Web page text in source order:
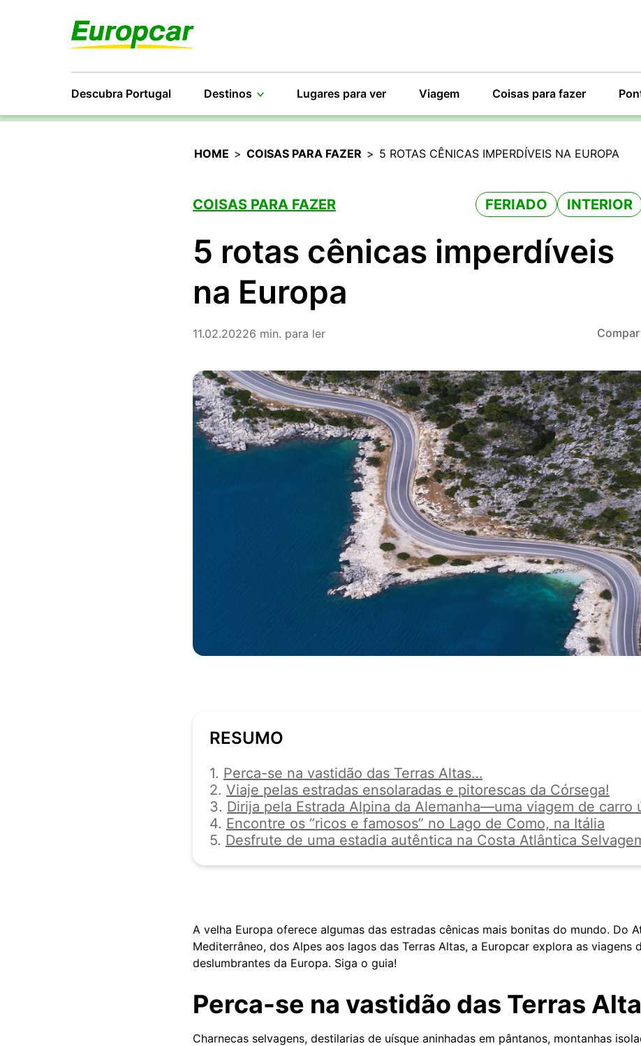
Descubra Portugal Destinos Lugares para ver Viagem Coisas para fazer
HOME > COISAS PARA FAZER > 5 ROTAS CÊNICAS IMPERDÍVEIS NA EUROPA
COISAS PARA FAZER FERIADO INTERIOR
5 rotas cênicas imperdíveis
na Europa
11.02.20226 min. para ler
RESUMO
1. Perca-se na vastidão das Terras Altas…
2. Viaje pelas estradas ensolaradas e pitorescas da Córsega!
3. Dirija pela Estrada Alpina da Alemanha—uma viagem de carro
4. Encontre os “ricos e famosos” no Lago de Como, na Itália
5. Desfrute de uma estadia autêntica na Costa Atlântica
A velha Europa oferece algumas das estradas cênicas mais bonitas do mundo. Do
Mediterrâneo, dos Alpes aos lagos das Terras Altas, a Europcar explora as viagens
deslumbrantes da Europa. Siga o guia!
Perca-se na vastidão das Terras
Charnecas selvagens, destilarias de uísque aninhadas em pântanos, montanhas